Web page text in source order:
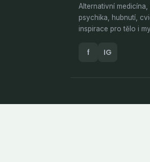
Alternativní medicína,
psychika, hubnutí,
inspirace pro tělo i
f IG